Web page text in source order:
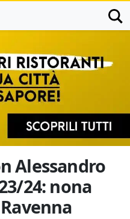
Alessandro
24: nona